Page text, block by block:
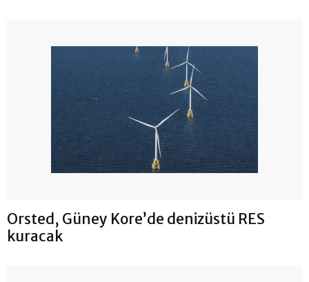
Orsted, Güney Kore’de denizüstü RES
kuracak